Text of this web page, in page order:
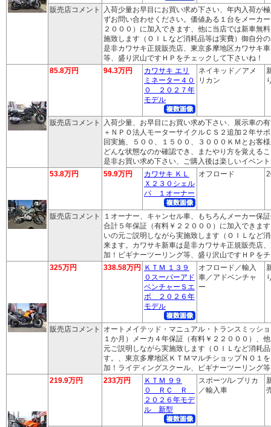
販売店コメント
入荷少量お早目にお買い求め下さい、年内入荷が
ずお問い合わせください。価値ある１台をメーカ
２０００）に加入できます、他に当店では新車無
施致します（ＯＩＬなど消耗品等は実費）御自分
是非カワサキ正規販売店、東京多摩地区カワサキ
等、盛り沢山ですＨＰをチェックして下さいね！
85.8万円
94.3万円
カワサキ エリ
ミネーター４０
０ ２０２７年
モデル
ネイキッド／アメ
リカン
販売店コメント
入荷少量、お早目にお買い求め下さい、展示車の
＋ＮＰＯ法人モーターサイクルＣＳ２追加２年サ
回実施、５００、１５００、３０００ＫＭとお客
どんな状態なのか確認でき、またやり方を覚える
是非お買い求め下さい、ご購入後は楽しいイベン
53.8万円
59.9万円
カワサキ ＫＬ
Ｘ２３０シェル
パ １オーナー
オフロード
販売店コメント
１オーナー、キャンセル車、もちろんメーカー保
合計５年保証（有料￥２２０００）に加入できま
いの元ご説明しながら実施致します（ＯＩＬなど
来ます。カワサキ新車は是非カワサキ正規販売店
加！ビギナーツーリング等、盛り沢山ですＨＰを
325万円
338.58万円 ＫＴＭ １３９
０スーパーアド
ベンチャーＳエ
ボ ２０２６年
モデル
オフロード／輸入
車／アドベンチャ
ー
販売店コメント
オートメイテッド・マニュアル・トランスミッシ
１か月）メーカ４年保証（有料￥２２０００）、
元ご説明しながら実施致します（ＯＩＬなど消耗
す。、東京多摩地区ＫＴＭマルチショップＮＯ１
加！ライディングスクール、ビギナーツーリング
219.9万円
233万円
ＫＴＭ ９９
０ ＲＣ Ｒ
２０２６年モデ
ル 新型
スポーツ/レプリカ
／輸入車